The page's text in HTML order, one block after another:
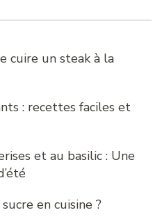
cuire un steak à la
: recettes faciles et
et au basilic : Une
en cuisine ?